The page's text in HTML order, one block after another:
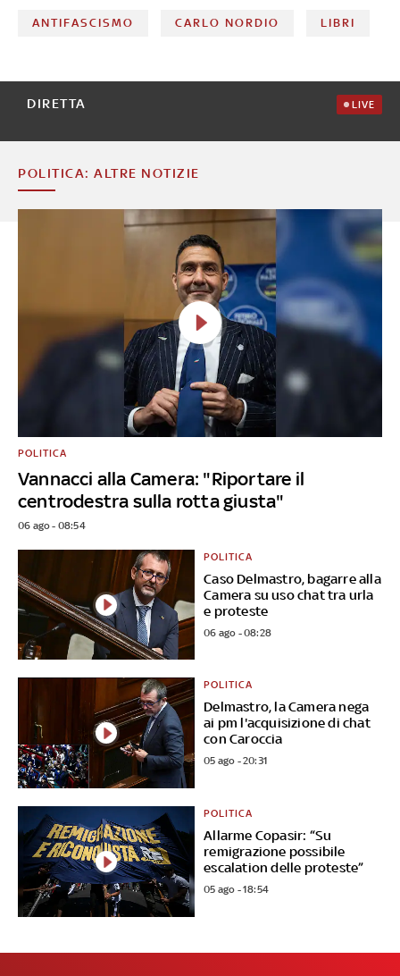
ANTIFASCISMO CARLO NORDIO LIBRI
DIRETTA LIVE
POLITICA: ALTRE NOTIZIE
Vannacci alla Camera: "Riportare il
centrodestra sulla rotta giusta"
POLITICA
06 ago - 08:54
Caso Delmastro, bagarre alla
Camera su uso chat tra urla
e proteste
POLITICA
06 ago - 08:28
Delmastro, la Camera nega
ai pm l'acquisizione di chat
con Caroccia
POLITICA
05 ago - 20:31
Allarme Copasir: “Su
remigrazione possibile
escalation delle proteste”
POLITICA
05 ago - 18:54